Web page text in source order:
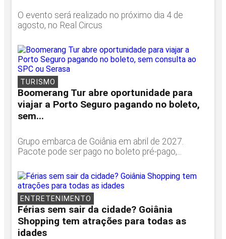
O evento será realizado no próximo dia 4 de
agosto, no Real Circus
TURISMO
Boomerang Tur abre oportunidade para
viajar a Porto Seguro pagando no boleto,
sem...
Grupo embarca de Goiânia em abril de 2027.
Pacote pode ser pago no boleto pré-pago,...
ENTRETENIMENTO
Férias sem sair da cidade? Goiânia
Shopping tem atrações para todas as
idades